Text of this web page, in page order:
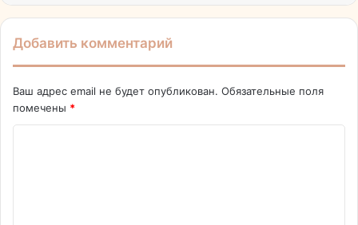
Добавить комментарий
Ваш адрес email не будет опубликован. Обязательные поля
помечены *